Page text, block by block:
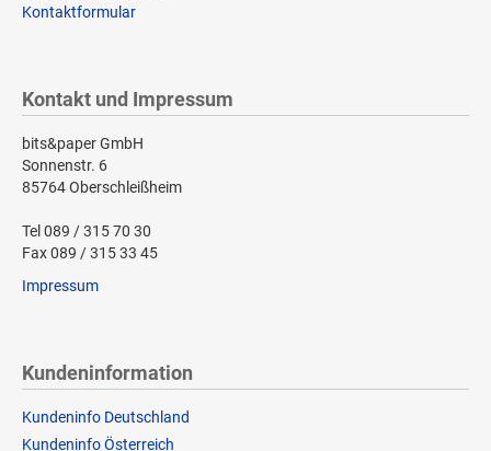
Kontaktformular
Kontakt und Impressum
bits&paper GmbH
Sonnenstr. 6
85764 Oberschleißheim
Tel 089 / 315 70 30
Fax 089 / 315 33 45
Impressum
Kundeninformation
Kundeninfo Deutschland
Kundeninfo Österreich